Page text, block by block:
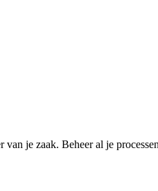
je zaak. Beheer al je